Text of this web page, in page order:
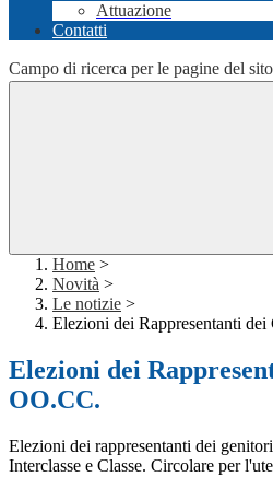
Attuazione
Contatti
Campo di ricerca per le pagine del sito
Home >
Novità >
Le notizie >
Elezioni dei Rappresentanti
Elezioni dei
OO.CC.
Elezioni dei rappresentanti dei
Interclasse e Classe. Circolare per